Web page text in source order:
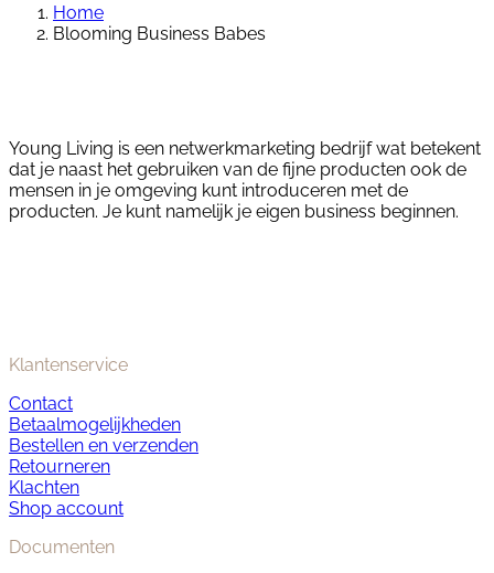
Home
Blooming Business Babes
Young Living is een netwerkmarketing bedrijf wat betekent
dat je naast het gebruiken van de fijne producten ook de
mensen in je omgeving kunt introduceren met de
producten. Je kunt namelijk je eigen business beginnen.
Klantenservice
Contact
Betaalmogelijkheden
Bestellen en verzenden
Retourneren
Klachten
Shop account
Documenten